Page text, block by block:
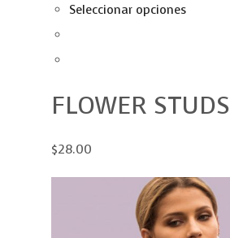
Seleccionar opciones
FLOWER STUDS
$28.00